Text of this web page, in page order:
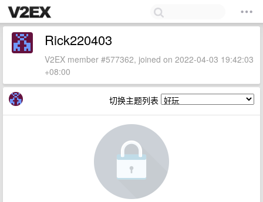
Rick220403
V2EX member #577362, joined on 2022-04-03 19:42:03
+08:00
切换主题列表